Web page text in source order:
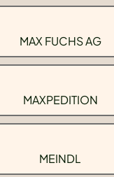
MAX FUCHS AG
MAXPEDITION
MEINDL